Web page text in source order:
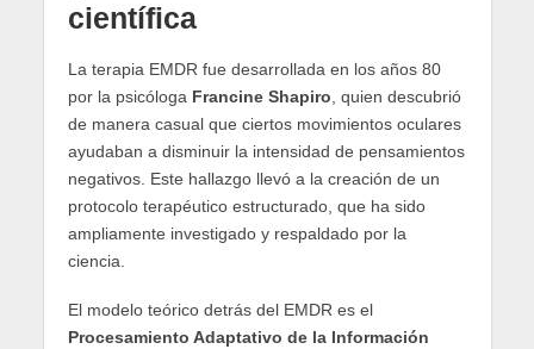
científica
La terapia EMDR fue desarrollada en los años 80
por la psicóloga Francine Shapiro, quien descubrió
de manera casual que ciertos movimientos oculares
ayudaban a disminuir la intensidad de pensamientos
negativos. Este hallazgo llevó a la creación de un
protocolo terapéutico estructurado, que ha sido
ampliamente investigado y respaldado por la
ciencia.
El modelo teórico detrás del EMDR es el
Procesamiento Adaptativo de la Información